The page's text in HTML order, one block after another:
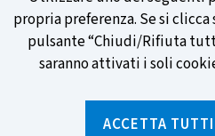
propria preferenza. Se si
pulsante “Chiudi/Rifiuta
saranno attivati i soli
ACCETTA
SCOPRI